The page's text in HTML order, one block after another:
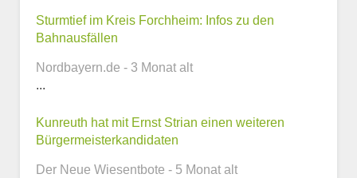
Kontaktmöglichkeiten
E-Mail-Adresse
Telefonnummer
Sturmtief im Kreis Forchheim: Infos zu den
Bahnausfällen
Nordbayern.de - 3 Monat alt
...
Kunreuth hat mit Ernst Strian einen weiteren
Bürgermeisterkandidaten
Der Neue Wiesentbote - 5 Monat alt